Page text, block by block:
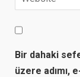
Bir dahaki
üzere adımı,